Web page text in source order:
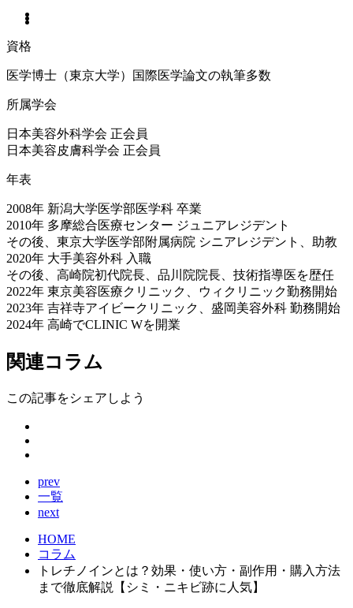
資格
医学博士（東京大学）国際医学論文の執筆多数
所属学会
日本美容外科学会 正会員
日本美容皮膚科学会 正会員
年表
2008年 新潟大学医学部医学科 卒業
2010年 多摩総合医療センター ジュニアレジデント
その後、東京大学医学部附属病院 シニアレジデント、助教
2020年 大手美容外科 入職
その後、高崎院初代院長、品川院院長、技術指導医を歴任
2022年 東京美容医療クリニック、ウィクリニック勤務開始
2023年 吉祥寺アイビークリニック、盛岡美容外科 勤務開始
2024年 高崎でCLINIC Wを開業
関連コラム
この記事をシェアしよう
prev
一覧
next
HOME
コラム
トレチノインとは？効果・使い方・副作用・購入方法
まで徹底解説【シミ・ニキビ跡に人気】